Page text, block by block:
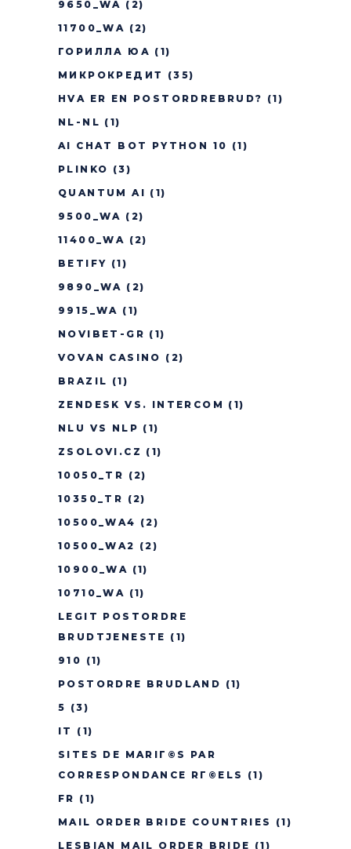
9650_WA (2)
11700_WA (2)
ГОРИЛЛА ЮА (1)
МИКРОКРЕДИТ
(35)
HVA ER EN POSTORDREBRUD? (1)
NL-NL (1)
AI CHAT BOT PYTHON 10 (1)
PLINKO (3)
QUANTUM AI (1)
9500_WA (2)
11400_WA (2)
BETIFY (1)
9890_WA (2)
9915_WA (1)
NOVIBET-GR (1)
VOVAN CASINO (2)
BRAZIL (1)
ZENDESK VS. INTERCOM (1)
NLU VS NLP (1)
ZSOLOVI.CZ (1)
10050_TR (2)
10350_TR (2)
10500_WA4 (2)
10500_WA2 (2)
10900_WA (1)
10710_WA (1)
LEGIT POSTORDRE
BRUDTJENESTE (1)
910 (1)
POSTORDRE BRUDLAND (1)
5 (3)
IT
(1)
SITES DE MARIГ©S PAR
CORRESPONDANCE RГ©ELS
(1)
FR (1)
MAIL ORDER BRIDE COUNTRIES
(1)
LESBIAN MAIL ORDER BRIDE (1)